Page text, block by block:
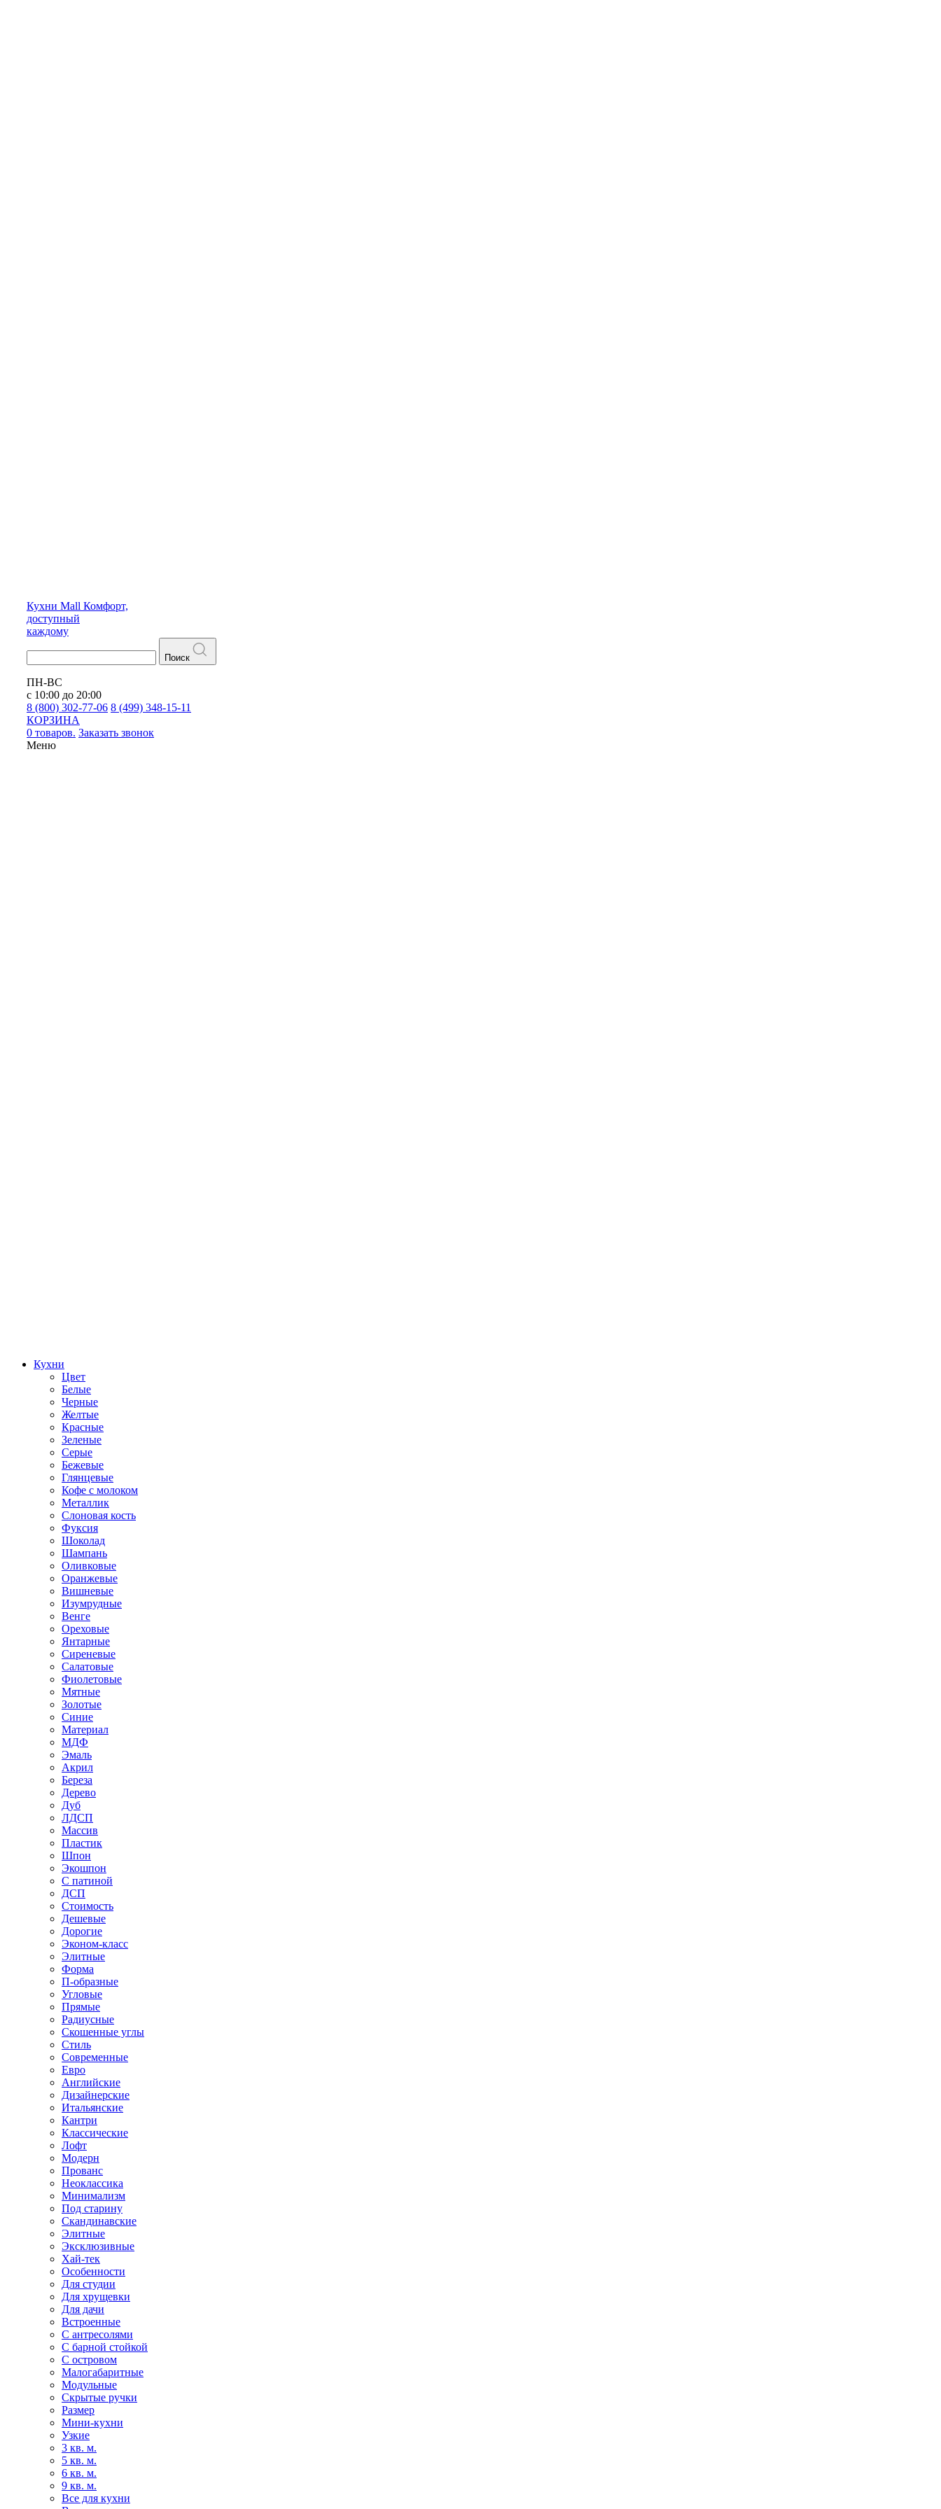
Кухни Mall Комфорт,
доступный
каждому
Поиск
ПН-ВС
с 10:00 до 20:00
8 (800) 302-77-06 8 (499) 348-15-11
КОРЗИНА
0 товаров. Заказать звонок
Меню
Кухни
Цвет
Белые
Черные
Желтые
Красные
Зеленые
Серые
Бежевые
Глянцевые
Кофе с молоком
Металлик
Слоновая кость
Фуксия
Шоколад
Шампань
Оливковые
Оранжевые
Вишневые
Изумрудные
Венге
Ореховые
Янтарные
Сиреневые
Салатовые
Фиолетовые
Мятные
Золотые
Синие
Материал
МДФ
Эмаль
Акрил
Береза
Дерево
Дуб
ЛДСП
Массив
Пластик
Шпон
Экошпон
С патиной
ДСП
Стоимость
Дешевые
Дорогие
Эконом-класс
Элитные
Форма
П-образные
Угловые
Прямые
Радиусные
Скошенные углы
Стиль
Современные
Евро
Английские
Дизайнерские
Итальянские
Кантри
Классические
Лофт
Модерн
Прованс
Неоклассика
Минимализм
Под старину
Скандинавские
Элитные
Эксклюзивные
Хай-тек
Особенности
Для студии
Для хрущевки
Для дачи
Встроенные
С антресолями
С барной стойкой
С островом
Малогабаритные
Модульные
Скрытые ручки
Размер
Мини-кухни
Узкие
3 кв. м.
5 кв. м.
6 кв. м.
9 кв. м.
Все для кухни